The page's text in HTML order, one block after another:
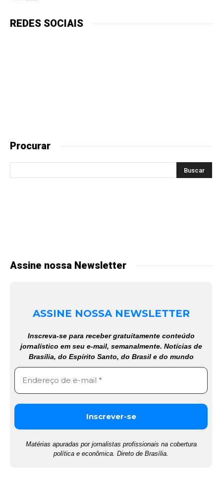
REDES SOCIAIS
Procurar
Assine nossa Newsletter
ASSINE NOSSA NEWSLETTER
Inscreva-se para receber gratuitamente conteúdo
jornalístico em seu e-mail, semanalmente. Notícias de
Brasília, do Espírito Santo, do Brasil e do mundo
Matérias apuradas por jornalistas profissionais na cobertura
política e econômica. Direto de Brasília.